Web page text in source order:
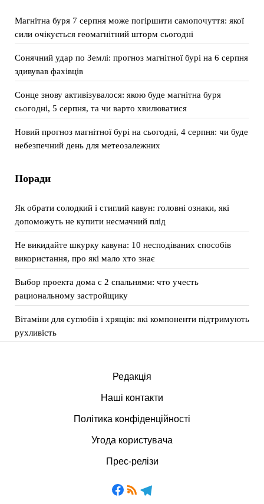
Магнітна буря 7 серпня може погіршити самопочуття: якої
сили очікується геомагнітний шторм сьогодні
Сонячний удар по Землі: прогноз магнітної бурі на 6 серпня
здивував фахівців
Сонце знову активізувалося: якою буде магнітна буря
сьогодні, 5 серпня, та чи варто хвилюватися
Новий прогноз магнітної бурі на сьогодні, 4 серпня: чи буде
небезпечний день для метеозалежних
Поради
Як обрати солодкий і стиглий кавун: головні ознаки, які
допоможуть не купити несмачний плід
Не викидайте шкурку кавуна: 10 несподіваних способів
використання, про які мало хто знає
Выбор проекта дома с 2 спальнями: что учесть
рациональному застройщику
Вітаміни для суглобів і хрящів: які компоненти підтримують
рухливість
Редакція
Наші контакти
Політика конфіденційності
Угода користувача
Прес-релізи